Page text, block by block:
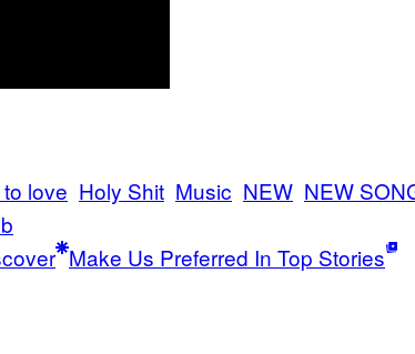
love Holy Shit Music NEW NEW
Make Us Preferred In Top Stories